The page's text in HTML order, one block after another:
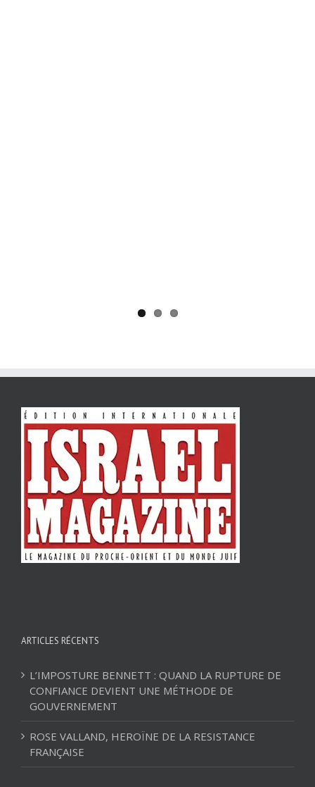
ARTICLES RÉCENTS
L’IMPOSTURE BENNETT : QUAND LA RUPTURE DE
CONFIANCE DEVIENT UNE MÉTHODE DE
GOUVERNEMENT
ROSE VALLAND, HEROÏNE DE LA RESISTANCE
FRANÇAISE